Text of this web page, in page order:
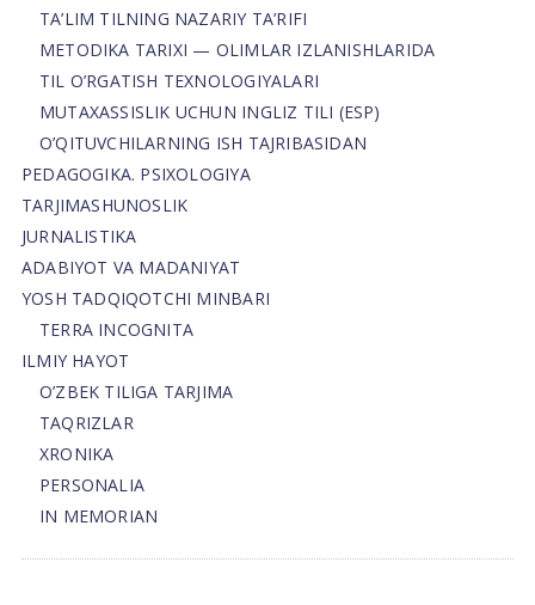
TA’LIM TILNING NAZARIY TA’RIFI
METODIKA TARIXI — OLIMLAR IZLANISHLARIDA
TIL O’RGATISH TEXNOLOGIYALARI
MUTAXASSISLIK UCHUN INGLIZ TILI (ESP)
O’QITUVCHILARNING ISH TAJRIBASIDAN
PEDAGOGIKA. PSIXOLOGIYA
TARJIMASHUNOSLIK
JURNALISTIKA
ADABIYOT VA MADANIYAT
YOSH TADQIQOTCHI MINBARI
TERRA INCOGNITA
ILMIY HAYOT
O’ZBEK TILIGA TARJIMA
TAQRIZLAR
XRONIKA
PERSONALIA
IN MEMORIAN